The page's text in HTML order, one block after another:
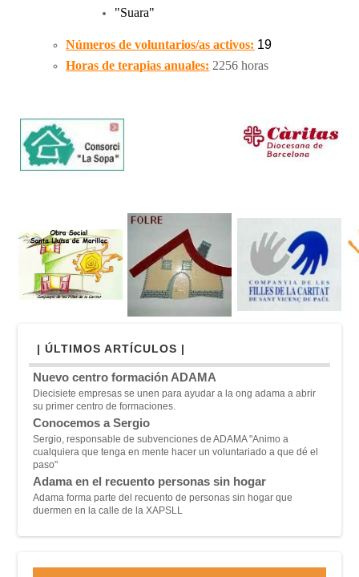
"Suara"
Números de voluntarios/as activos: 19
Horas de terapias anuales: 2256 horas
| ÚLTIMOS ARTÍCULOS |
Nuevo centro formación ADAMA
Diecisiete empresas se unen para ayudar a la ong adama a abrir
su primer centro de formaciones.
Conocemos a Sergio
Sergio, responsable de subvenciones de ADAMA "Animo a
cualquiera que tenga en mente hacer un voluntariado a que dé el
paso"
Adama en el recuento personas sin hogar
Adama forma parte del recuento de personas sin hogar que
duermen en la calle de la XAPSLL